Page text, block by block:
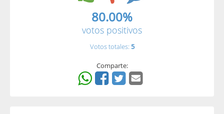
80.00%
votos positivos
Votos totales: 5
Comparte: